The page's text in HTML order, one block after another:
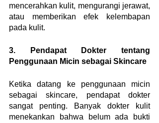
mencerahkan kulit, mengurangi jerawat,
atau memberikan efek kelembapan
pada kulit.
3. Pendapat Dokter tentang
Penggunaan Micin sebagai Skincare
Ketika datang ke penggunaan micin
sebagai skincare, pendapat dokter
sangat penting. Banyak dokter kulit
menekankan bahwa belum ada bukti